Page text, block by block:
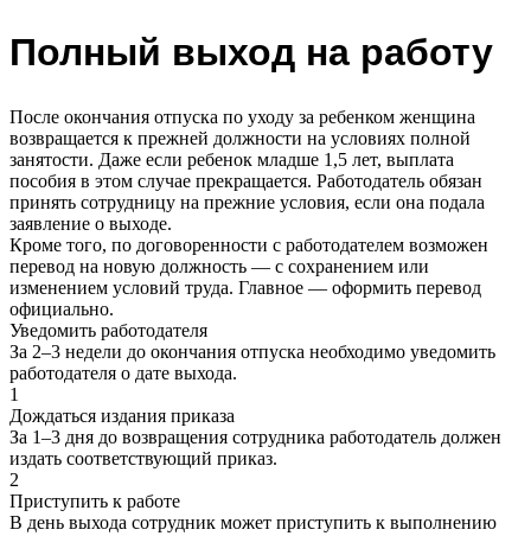
Полный выход на работу
После окончания отпуска по уходу за ребенком женщина
возвращается к прежней должности на условиях полной
занятости. Даже если ребенок младше 1,5 лет, выплата
пособия в этом случае прекращается. Работодатель обязан
принять сотрудницу на прежние условия, если она подала
заявление о выходе.
Кроме того, по договоренности с работодателем возможен
перевод на новую должность — с сохранением или
изменением условий труда. Главное — оформить перевод
официально.
Уведомить работодателя
За 2–3 недели до окончания отпуска необходимо уведомить
работодателя о дате выхода.
1
Дождаться издания приказа
За 1–3 дня до возвращения сотрудника работодатель должен
издать соответствующий приказ.
2
Приступить к работе
В день выхода сотрудник может приступить к выполнению